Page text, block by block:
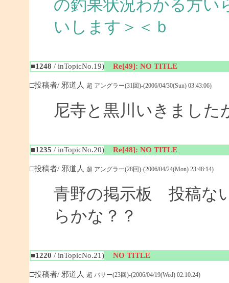
の釣果状況わかる方い
いします＞＜ｂ
■1248 / inTopicNo.19) Re[49]: NO TITLE
□投稿者/ 邪道人 超 アングラー(31回)-(2006/04/30(Sun) 03:43:06)
尼寺と黒川いきまし
■1235 / inTopicNo.20) Re[48]: NO TITLE
□投稿者/ 邪道人 超 アングラー(28回)-(2006/04/24(Mon) 23:48:14)
青野の掲示板 投稿な
らかな？？
■1220 / inTopicNo.21) NO TITLE
□投稿者/ 邪道人 超 バサー(23回)-(2006/04/19(Wed) 02:10:24)